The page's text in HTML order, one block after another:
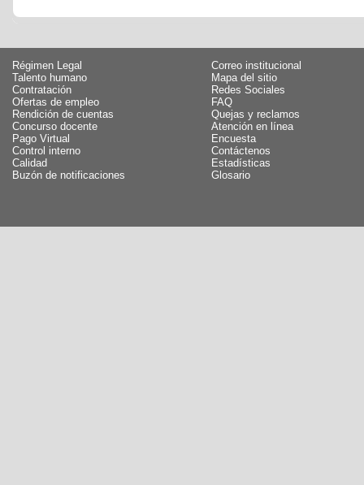
Régimen Legal
Talento humano
Contratación
Ofertas de empleo
Rendición de cuentas
Concurso docente
Pago Virtual
Control interno
Calidad
Buzón de notificaciones
Correo institucional
Mapa del sitio
Redes Sociales
FAQ
Quejas y reclamos
Atención en línea
Encuesta
Contáctenos
Estadísticas
Glosario